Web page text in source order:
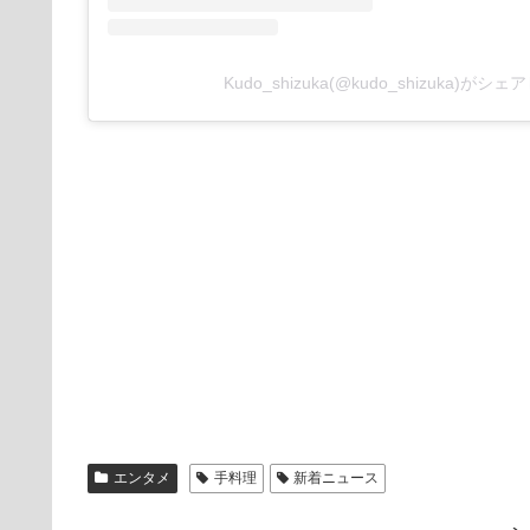
Kudo_shizuka(@kudo_shizuka)がシェア
エンタメ 手料理 新着ニュース